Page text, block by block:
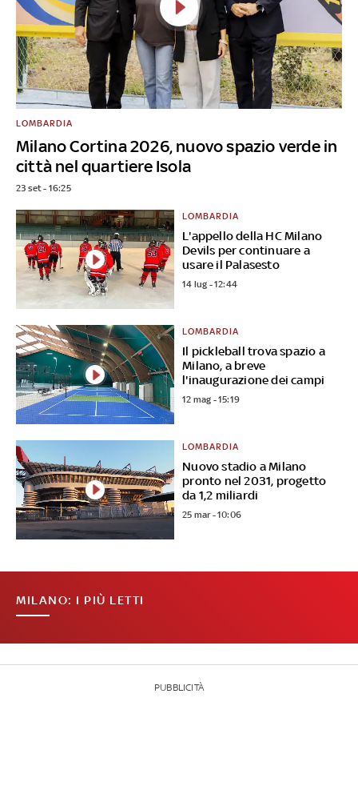
Milano Cortina 2026, nuovo spazio verde in
città nel quartiere Isola
LOMBARDIA
23 set - 16:25
L'appello della HC Milano
Devils per continuare a
usare il Palasesto
LOMBARDIA
14 lug - 12:44
Il pickleball trova spazio a
Milano, a breve
l'inaugurazione dei campi
LOMBARDIA
12 mag - 15:19
Nuovo stadio a Milano
pronto nel 2031, progetto
da 1,2 miliardi
LOMBARDIA
25 mar - 10:06
MILANO: I PIÙ LETTI
PUBBLICITÀ